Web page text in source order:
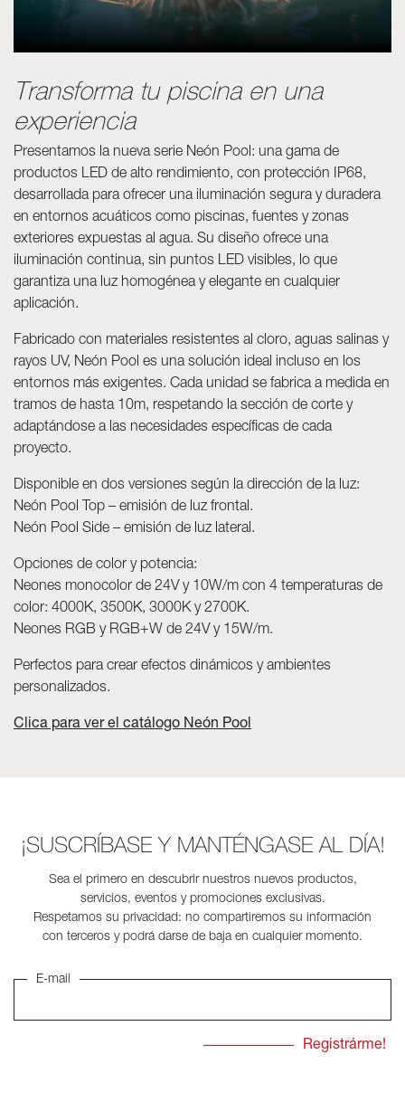
Luminarias
Skyled - Luminarias a medida
Sistemas modulares lineales y curvos
Carril trifásico (230V)
Carril de 48V
Carril mini de 24V
Spotlights y Downlights
Cajas de luz con frontal textil
Paneles luminosos y Plexiled
Transforma tu piscina en una
experiencia
Presentamos la nueva serie Neón Pool: una gama de
productos LED de alto rendimiento, con protección IP68,
desarrollada para ofrecer una iluminación segura y duradera
en entornos acuáticos como piscinas, fuentes y zonas
exteriores expuestas al agua. Su diseño ofrece una
iluminación continua, sin puntos LED visibles, lo que
garantiza una luz homogénea y elegante en cualquier
aplicación.
Fabricado con materiales resistentes al cloro, aguas salinas y
rayos UV, Neón Pool es una solución ideal incluso en los
entornos más exigentes. Cada unidad se fabrica a medida en
tramos de hasta 10m, respetando la sección de corte y
adaptándose a las necesidades específicas de cada
proyecto.
Disponible en dos versiones según la dirección de la luz:
Neón Pool Top – emisión de luz frontal.
Neón Pool Side – emisión de luz lateral.
Opciones de color y potencia:
Neones monocolor de 24V y 10W/m con 4 temperaturas de
color: 4000K, 3500K, 3000K y 2700K.
Neones RGB y RGB+W de 24V y 15W/m.
Perfectos para crear efectos dinámicos y ambientes
personalizados.
Clica para ver el catálogo Neón Pool
¡SUSCRÍBASE Y MANTÉNGASE AL DÍA!
Sea el primero en descubrir nuestros nuevos productos,
servicios, eventos y promociones exclusivas.
Respetamos su privacidad: no compartiremos su información
con terceros y podrá darse de baja en cualquier momento.
E-mail